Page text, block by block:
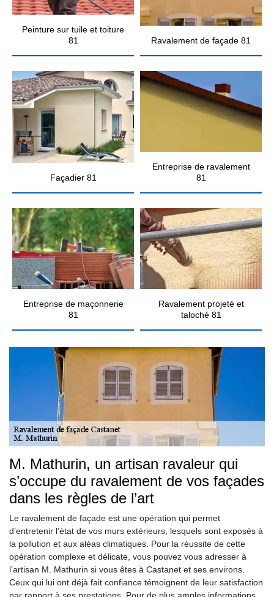
Peinture sur tuile et toiture
81
Ravalement de façade 81
Façadier 81
Entreprise de ravalement
81
Entreprise de maçonnerie
81
Ravalement projeté et
taloché 81
M. Mathurin, un artisan ravaleur qui
s’occupe du ravalement de vos façades
dans les règles de l’art
Le ravalement de façade est une opération qui permet
d’entretenir l’état de vos murs extérieurs, lesquels sont exposés à
la pollution et aux aléas climatiques. Pour la réussite de cette
opération complexe et délicate, vous pouvez vous adresser à
l’artisan M. Mathurin si vous êtes à Castanet et ses environs.
Ceux qui lui ont déjà fait confiance témoignent de leur satisfaction